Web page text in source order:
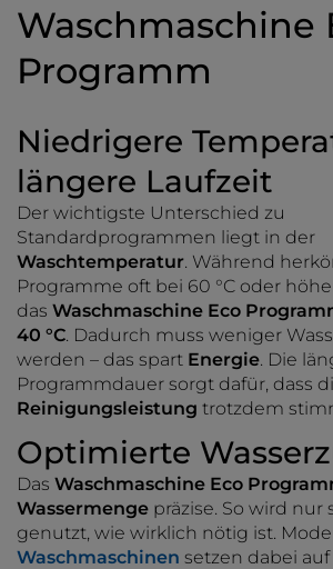
Waschmaschine
Programm
Niedrigere
längere Laufzeit
Der wichtigste Unterschied zu
Standardprogrammen liegt in der
Waschtemperatur. Während
Programme oft bei 60 °C oder
das Waschmaschine Eco
40 °C. Dadurch muss weniger
werden – das spart Energie. Die
Programmdauer sorgt dafür, dass
Reinigungsleistung trotzdem
Optimierte
Das Waschmaschine Eco
Wassermenge präzise. So wird nur
genutzt, wie wirklich nötig ist.
Waschmaschinen setzen dabei